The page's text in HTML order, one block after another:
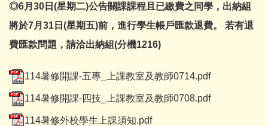
◎6月30日(星期二)公告關課課程且已繳費之同學，出納組
將於7月31日(星期五)前，進行學生帳戶匯款退費。 若有退
費匯款問題，請洽出納組(分機1216)
114暑修開課-五專_上課教室及教師0714.pdf
114暑修開課-四技_上課教室及教師0708.pdf
114暑修外校學生上課須知.pdf